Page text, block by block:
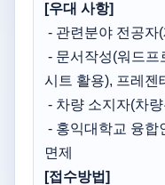
[우대 사항]
- 관련분야 전공자
- 문서작성(워드프
시트 활용), 프레젠
- 차량 소지자(차
- 홍익대학교 융합
면제
[접수방법]